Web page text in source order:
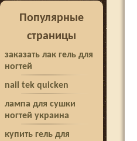
Популярные
страницы
заказать лак гель для
ногтей
nail tek quicken
лампа для сушки
ногтей украина
купить гель для